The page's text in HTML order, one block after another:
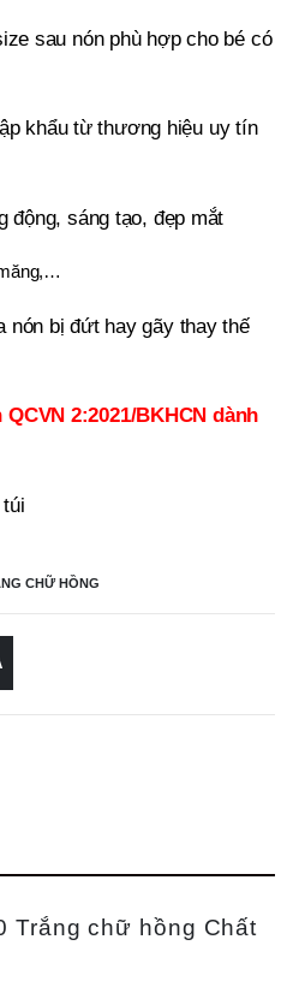
sau nón phù hợp cho bé có
khẩu từ thương hiệu uy tín
động, sáng tạo, đẹp mắt
nón bị đứt hay gãy thay thế
QCVN 2:2021/BKHCN dành
CHỮ HỒNG
Trắng chữ hồng Chất